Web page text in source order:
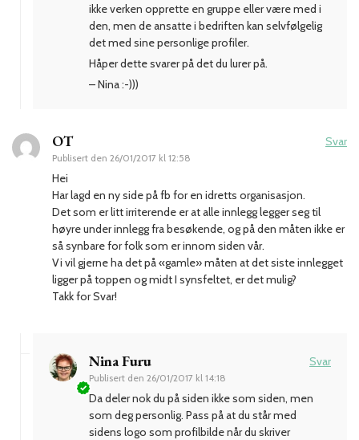
ikke verken opprette en gruppe eller være med i
den, men de ansatte i bedriften kan selvfølgelig
det med sine personlige profiler.
Håper dette svarer på det du lurer på.
– Nina :-)))
OT
Publisert den 26/01/2017 kl 12:58
Svar
Hei
Har lagd en ny side på fb for en idretts organisasjon.
Det som er litt irriterende er at alle innlegg legger seg til
høyre under innlegg fra besøkende, og på den måten ikke er
så synbare for folk som er innom siden vår.
Vi vil gjerne ha det på «gamle» måten at det siste innlegget
ligger på toppen og midt I synsfeltet, er det mulig?
Takk for Svar!
Nina Furu
Publisert den 26/01/2017 kl 14:18
Svar
Da deler nok du på siden ikke som siden, men
som deg personlig. Pass på at du står med
sidens logo som profilbilde når du skriver